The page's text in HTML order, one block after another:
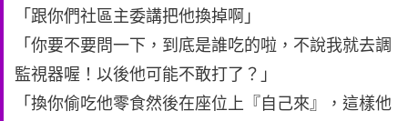
「跟你們社區主委講把他換掉啊」
「你要不要問一下，到底是誰吃的啦，不說我就去調
監視器喔！以後他可能不敢打了？」
「換你偷吃他零食然後在座位上『自己來』，這樣他